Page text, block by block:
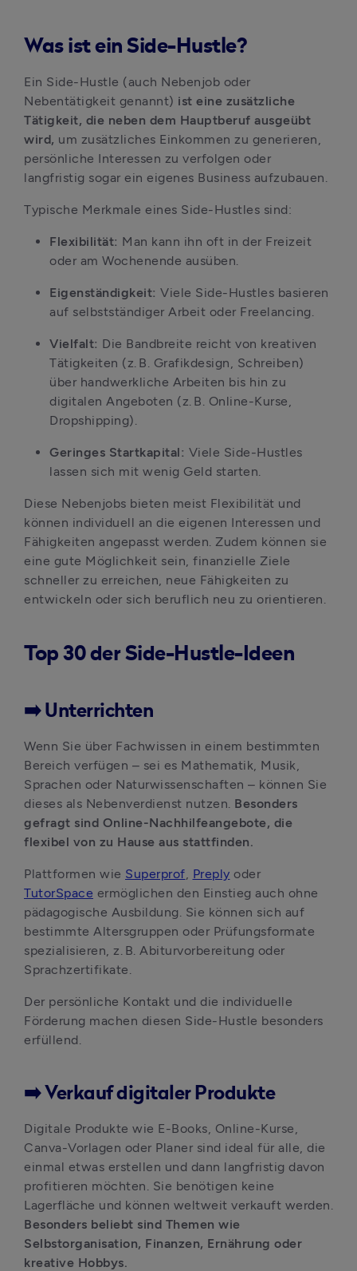
Was ist ein Side-Hustle?
Ein Side-Hustle (auch Nebenjob oder
Nebentätigkeit genannt) ist eine zusätzliche
Tätigkeit, die neben dem Hauptberuf ausgeübt
wird, um zusätzliches Einkommen zu generieren,
persönliche Interessen zu verfolgen oder
langfristig sogar ein eigenes Business aufzubauen.
Typische Merkmale eines Side-Hustles sind:
Flexibilität: Man kann ihn oft in der Freizeit
oder am Wochenende ausüben.
Eigenständigkeit: Viele Side-Hustles basieren
auf selbstständiger Arbeit oder Freelancing.
Vielfalt: Die Bandbreite reicht von kreativen
Tätigkeiten (z. B. Grafikdesign, Schreiben)
über handwerkliche Arbeiten bis hin zu
digitalen Angeboten (z. B. Online-Kurse,
Dropshipping).
Geringes Startkapital: Viele Side-Hustles
lassen sich mit wenig Geld starten.
Diese Nebenjobs bieten meist Flexibilität und
können individuell an die eigenen Interessen und
Fähigkeiten angepasst werden. Zudem können sie
eine gute Möglichkeit sein, finanzielle Ziele
schneller zu erreichen, neue Fähigkeiten zu
entwickeln oder sich beruflich neu zu orientieren.
Top 30 der Side-Hustle-Ideen
➡️ Unterrichten
Wenn Sie über Fachwissen in einem bestimmten
Bereich verfügen – sei es Mathematik, Musik,
Sprachen oder Naturwissenschaften – können Sie
dieses als Nebenverdienst nutzen. Besonders
gefragt sind Online-Nachhilfeangebote, die
flexibel von zu Hause aus stattfinden.
Plattformen wie Superprof, Preply
TutorSpace ermöglichen den Einstieg auch ohne
pädagogische Ausbildung. Sie können sich auf
bestimmte Altersgruppen oder Prüfungsformate
spezialisieren, z. B. Abiturvorbereitung oder
Sprachzertifikate.
Der persönliche Kontakt und die individuelle
Förderung machen diesen Side-Hustle besonders
erfüllend.
➡️ Verkauf digitaler Produkte
Digitale Produkte wie E-Books, Online-Kurse,
Canva-Vorlagen oder Planer sind ideal für alle, die
einmal etwas erstellen und dann langfristig davon
profitieren möchten. Sie benötigen keine
Besonders beliebt sind Themen wie
Selbstorganisation, Finanzen, Ernährung oder
kreative Hobbys.